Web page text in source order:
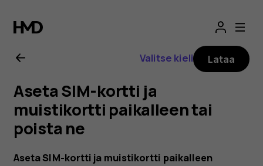
Nokia
2.1
käyttöopas
Valitse kieli Lataa
Aseta SIM-kortti ja
muistikortti paikalleen tai
poista ne
Aseta SIM-kortti ja muistikortti paikalleen